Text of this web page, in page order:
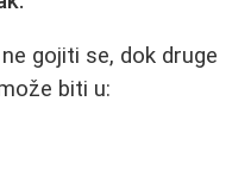
gojiti se, dok druge
biti u: